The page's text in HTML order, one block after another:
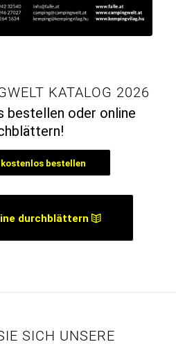
KATALOG 2026
oder online
bestellen
durchblättern
SICH UNSERE